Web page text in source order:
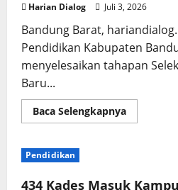
Harian Dialog Juli 3, 2026
Bandung Barat,
Pendidikan Kabupaten
menyelesaikan tahapan
Baru...
Baca SelengkapnyaRead
more
Bandung
Pendidikan
434 Kades Masuk